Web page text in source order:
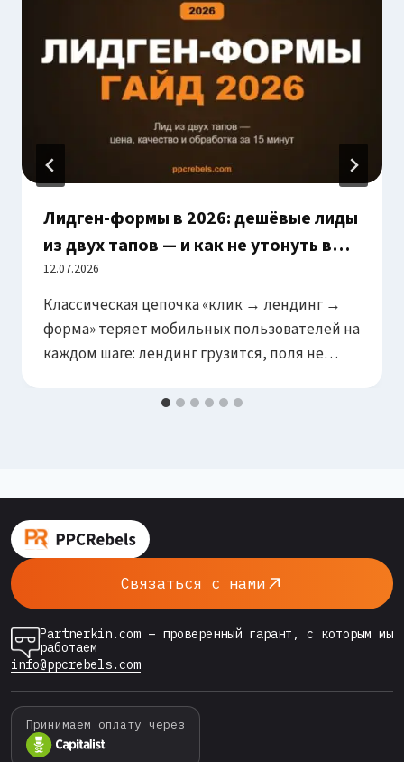
Лидген-формы в 2026: дешёвые лиды
из двух тапов — и как не утонуть в
мусорных заявках
12.07.2026
Классическая цепочка «клик → лендинг →
форма» теряет мобильных пользователей на
каждом шаге: лендинг грузится, поля не
формы (нативные lead forms) убирают эти
ней, если не управлять процессом, падает
и…
Связаться с нами
Partnerkin.com – проверенный гарант, с которым мы
работаем
info@ppcrebels.com
Принимаем оплату через